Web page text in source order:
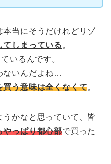
本当にそうだけれどリゾ
てしまっている 。
いるんです。
ないんだよね…
買う意味は全くなくて。
かなと思っていて、皆
やっぱり都心部で買った